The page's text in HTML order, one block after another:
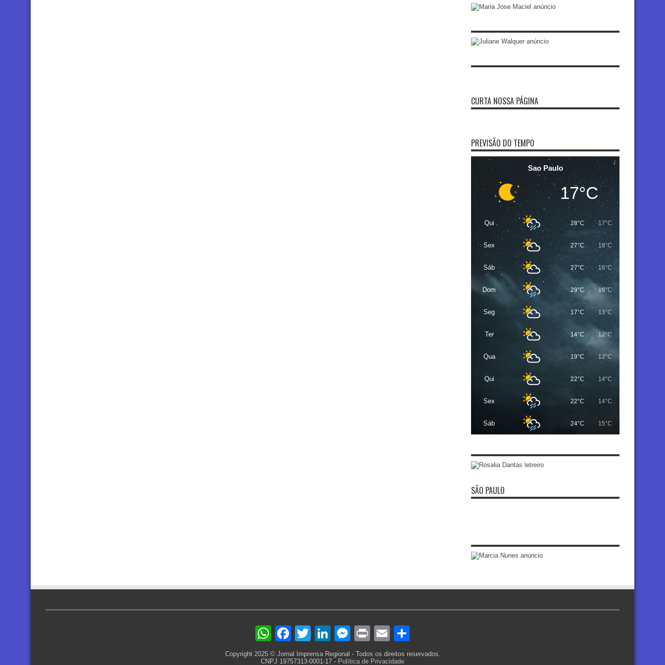
CURTA NOSSA PÁGINA
PREVISÃO DO TEMPO
Sao Paulo
17°C
Qui 28°C 17°C
Sex 27°C 18°C
Sáb 27°C 16°C
Dom 29°C 16°C
Seg 17°C 13°C
Ter 14°C 12°C
Qua 19°C 12°C
Qui 22°C 14°C
Sex 22°C 14°C
Sáb 24°C 15°C
SÃO PAULO
WhatsApp
Facebook
TwitterLinkedIn
Messenger
PrintEmail
Copyright 2025 © Jornal Imprensa Regional - Todos os direitos reservados.
CNPJ 19757313-0001-17 - Política de Privacidade